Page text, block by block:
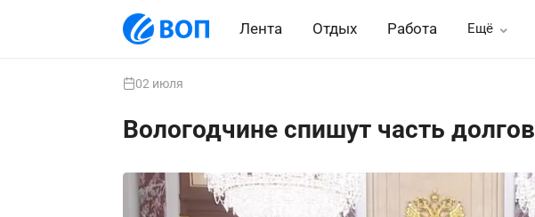
Лента Отдых Работа Ещё
02 июля
Вологодчине спишут часть долгов